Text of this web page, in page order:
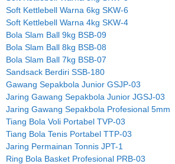
Soft Kettlebell Warna 6kg SKW-6
Soft Kettlebell Warna 4kg SKW-4
Bola Slam Ball 9kg BSB-09
Bola Slam Ball 8kg BSB-08
Bola Slam Ball 7kg BSB-07
Sandsack Berdiri SSB-180
Gawang Sepakbola Junior GSJP-03
Jaring Gawang Sepakbola Junior JGSJ-03
Jaring Gawang Sepakbola Profesional 5mm
Tiang Bola Voli Portabel TVP-03
Tiang Bola Tenis Portabel TTP-03
Jaring Permainan Tonnis JPT-1
Ring Bola Basket Profesional PRB-03